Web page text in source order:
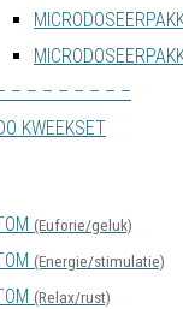
– – – – – – – –
KWEEKSET
(Euforie/geluk)
(Energie/stimulatie)
(Relax/rust)